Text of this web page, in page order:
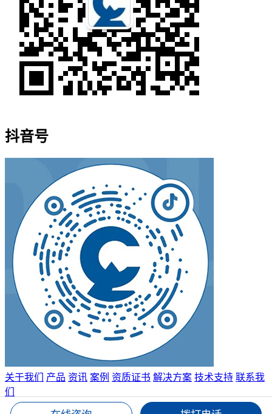
抖音号
关于我们 产品 资讯 案例 资质证书 解决方案 技术支持 联系我
们
© 湖南长缆智能科技有限公司 2024 All Rights Reserved.
免责申